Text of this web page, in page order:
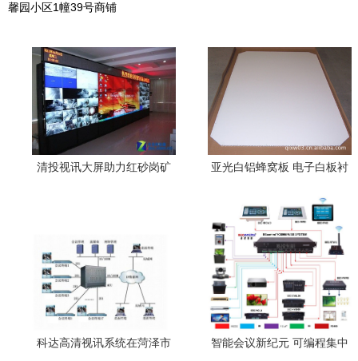
馨园小区1幢39号商铺
清投视讯大屏助力红砂岗矿
亚光白铝蜂窝板 电子白板衬
新体验
科达高清视讯系统在菏泽市
智能会议新纪元 可编程集中